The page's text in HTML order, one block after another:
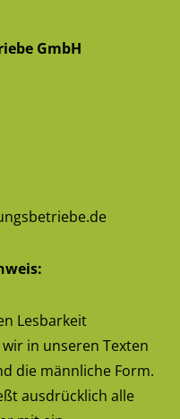
GmbH
Lesbarkeit
in unseren Texten
die männliche Form.
ausdrücklich alle